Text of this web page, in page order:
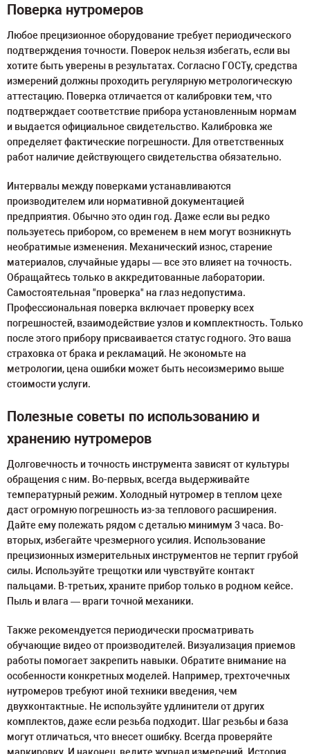
Поверка нутромеров
Любое прецизионное оборудование требует периодического
подтверждения точности. Поверок нельзя избегать, если вы
хотите быть уверены в результатах. Согласно ГОСТу, средства
измерений должны проходить регулярную метрологическую
аттестацию. Поверка отличается от калибровки тем, что
подтверждает соответствие прибора установленным нормам
и выдается официальное свидетельство. Калибровка же
определяет фактические погрешности. Для ответственных
работ наличие действующего свидетельства обязательно.
Интервалы между поверками устанавливаются
производителем или нормативной документацией
предприятия. Обычно это один год. Даже если вы редко
пользуетесь прибором, со временем в нем могут возникнуть
необратимые изменения. Механический износ, старение
материалов, случайные удары — все это влияет на точность.
Обращайтесь только в аккредитованные лаборатории.
Самостоятельная "проверка" на глаз недопустима.
Профессиональная поверка включает проверку всех
погрешностей, взаимодействие узлов и комплектность. Только
после этого прибору присваивается статус годного. Это ваша
страховка от брака и рекламаций. Не экономьте на
метрологии, цена ошибки может быть несоизмеримо выше
стоимости услуги.
Полезные советы по использованию и
хранению нутромеров
Долговечность и точность инструмента зависят от культуры
обращения с ним. Во-первых, всегда выдерживайте
температурный режим. Холодный нутромер в теплом цехе
даст огромную погрешность из-за теплового расширения.
Дайте ему полежать рядом с деталью минимум 3 часа. Во-
вторых, избегайте чрезмерного усилия. Использование
прецизионных измерительных инструментов не терпит грубой
силы. Используйте трещотки или чувствуйте контакт
пальцами. В-третьих, храните прибор только в родном кейсе.
Пыль и влага — враги точной механики.
Также рекомендуется периодически просматривать
обучающие видео от производителей. Визуализация приемов
работы помогает закрепить навыки. Обратите внимание на
особенности конкретных моделей. Например, трехточечных
нутромеров требуют иной техники введения, чем
двухконтактные. Не используйте удлинители от других
комплектов, даже если резьба подходит. Шаг резьбы и база
могут отличаться, что внесет ошибку. Всегда проверяйте